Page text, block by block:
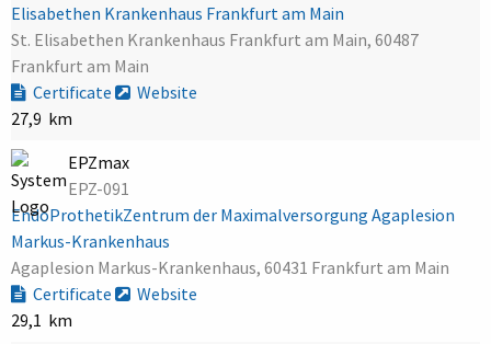
Elisabethen Krankenhaus Frankfurt am Main
St. Elisabethen Krankenhaus Frankfurt am Main, 60487
Frankfurt am Main
Certificate
Website
27,9 km
EPZmax
EPZ-091
EndoProthetikZentrum der Maximalversorgung Agaplesion
Markus-Krankenhaus
Agaplesion Markus-Krankenhaus, 60431 Frankfurt am Main
Certificate
Website
29,1 km